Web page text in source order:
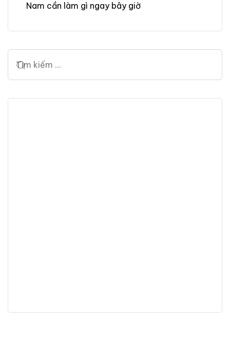
Nam cần làm gì ngay bây giờ